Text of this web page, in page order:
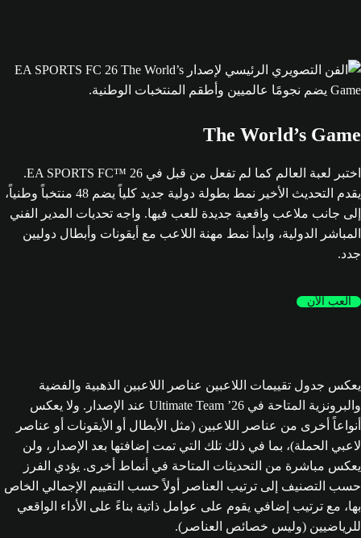
The World’s Game
اختبر لعبة العالم كما لم تفعل من قبل في EA SPORTS FC™ 26.
يقدم التحديث الأخير نمط بطولة دولية جديد كلياً يضم 48 منتخباً وطنياً،
إلى جانب ملاعب واقعية جديدة للعب فيها. واجه تحديات المدير الفني
المباشر الدولية، وابدأ نمط مهنة اللاعب مع أيقونات وأبطال دوليين
جدد.
العب الآن
يعكس جدول تقييمات اللاعبين عناصر اللاعبين الذهبية والفضية
والبرونزية المتاحة في Ultimate Team ’26 عند الإصدار. ولا يعكس
أنواعاً أخرى من عناصر اللاعبين (مثل الأبطال أو الأيقونات أو عناصر
لاعبي الحملة)، بما في ذلك تلك التي تمت إضافتها بعد الإصدار، ولن
يعكس مباشرة من التحديثات المتاحة في أنماط أخرى. يؤدي الفرز
حسب التصنيف إلى ترتيب العناصر أولاً حسب التقييم الإجمالي الخاص
بها، مع ترتيب إضافي يقوم على عوامل ذاتية بناءً على الأداء الواقعي
للرياضيين (وليس خصائص العناصر).